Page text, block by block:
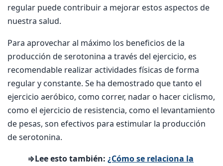
regular puede contribuir a mejorar estos aspectos de
nuestra salud.
Para aprovechar al máximo los beneficios de la
producción de serotonina a través del ejercicio, es
recomendable realizar actividades físicas de forma
regular y constante. Se ha demostrado que tanto el
ejercicio aeróbico, como correr, nadar o hacer ciclismo,
como el ejercicio de resistencia, como el levantamiento
de pesas, son efectivos para estimular la producción
de serotonina.
⇒Lee esto también: ¿Cómo se relaciona la